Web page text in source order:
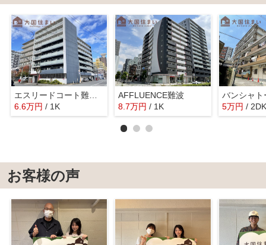
エスリードコート難波ウエスト
6.6万円 / 1K
AFFLUENCE難波
8.7万円 / 1K
バンシャト
5万円 / 2DK
お客様の声